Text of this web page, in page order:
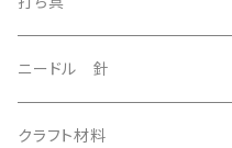
美錠抜きパンチ
5mm サイズ
エンドポンチ
ニードル 針
クラフト材料